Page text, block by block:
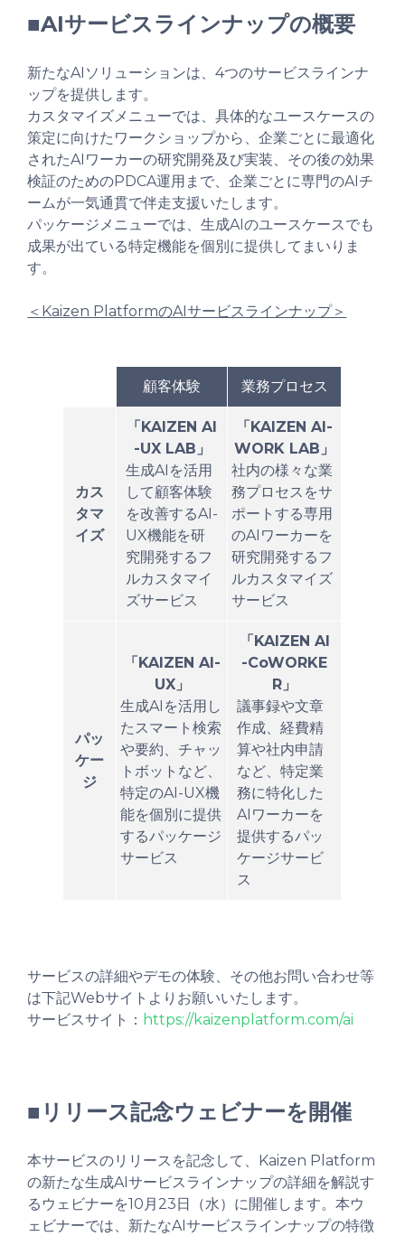
■AIサービスラインナップの概要
新たなAIソリューションは、4つのサービスラインナ
ップを提供します。
カスタマイズメニューでは、具体的なユースケースの
策定に向けたワークショップから、企業ごとに最適化
されたAIワーカーの研究開発及び実装、その後の効果
検証のためのPDCA運用まで、企業ごとに専門のAIチ
ームが一気通貫で伴走支援いたします。
パッケージメニューでは、生成AIのユースケースでも
成果が出ている特定機能を個別に提供してまいりま
す。
＜Kaizen PlatformのAIサービスラインナップ＞
顧客体験 業務プロセス
カス
タマ
イズ
「KAIZEN AI
-UX LAB」
生成AIを活用
して顧客体験
を改善するAI-
UX機能を研
究開発するフ
ルカスタマイ
ズサービス
「KAIZEN AI-
WORK LAB」
社内の様々な業
務プロセスをサ
ポートする専用
のAIワーカーを
研究開発するフ
ルカスタマイズ
サービス
パッ
ケー
ジ
「KAIZEN AI-
UX」
生成AIを活用し
たスマート検索
や要約、チャッ
トボットなど、
特定のAI-UX機
能を個別に提供
するパッケージ
サービス
「KAIZEN AI
-CoWORKE
R」
議事録や文章
作成、経費精
算や社内申請
など、特定業
務に特化した
AIワーカーを
提供するパッ
ケージサービ
ス
サービスの詳細やデモの体験、その他お問い合わせ等
は下記Webサイトよりお願いいたします。
サービスサイト： https://kaizenplatform.com/ai
■リリース記念ウェビナーを開催
本サービスのリリースを記念して、Kaizen Platform
の新たな生成AIサービスラインナップの詳細を解説す
るウェビナーを10月23日（水）に開催します。本ウ
ェビナーでは、新たなAIサービスラインナップの特徴